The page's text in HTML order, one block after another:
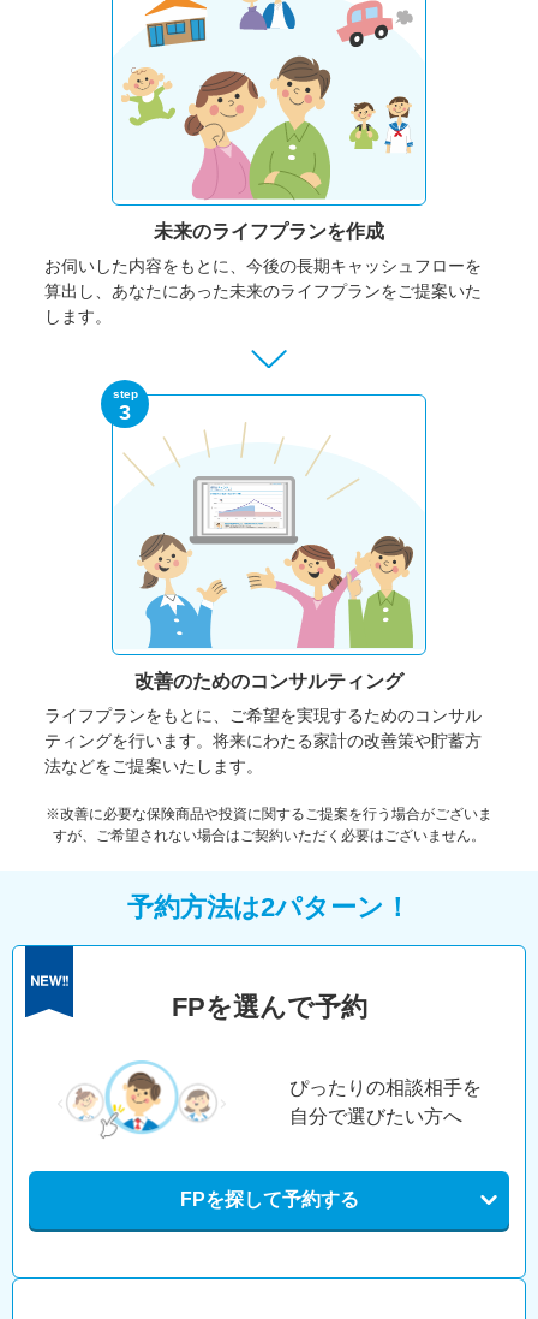
未来のライフプランを作成
お伺いした内容をもとに、今後の長期キャッシュフローを
算出し、あなたにあった未来のライフプランをご提案いた
します。
step
3
改善のためのコンサルティング
ライフプランをもとに、ご希望を実現するためのコンサル
ティングを行います。将来にわたる家計の改善策や貯蓄方
法などをご提案いたします。
※改善に必要な保険商品や投資に関するご提案を行う場合がございま
すが、ご希望されない場合はご契約いただく必要はございません。
予約方法は2パターン！
FPを選んで予約
ぴったりの相談相手を
自分で選びたい方へ
FPを探して予約する